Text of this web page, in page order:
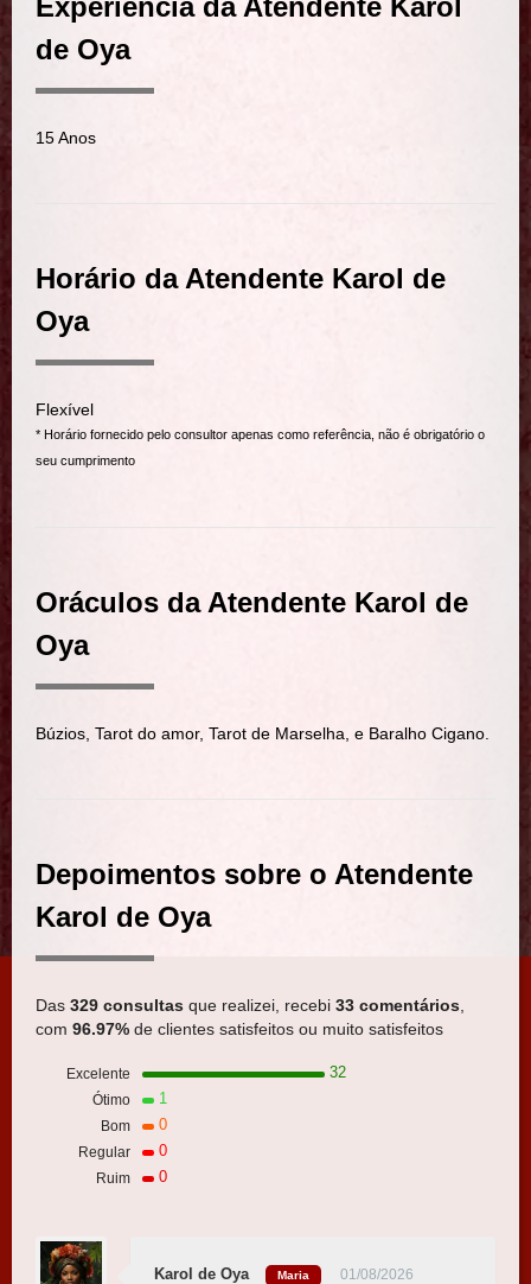
de Oya
15 Anos
Horário da Atendente Karol de
Oya
Flexível
* Horário fornecido pelo consultor apenas como referência, não é obrigatório o
seu cumprimento
Oráculos da Atendente Karol de
Oya
Búzios, Tarot do amor, Tarot de Marselha, e Baralho Cigano.
Depoimentos sobre o Atendente
Karol de Oya
Das 329 consultas que realizei, recebi 33 comentários
com 96.97% de clientes satisfeitos ou muito satisfeitos
Excelente 32
Ótimo 1
Bom 0
Regular 0
Ruim 0
Karol de Oya Maria
01/08/2026